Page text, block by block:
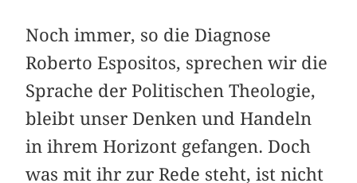
Noch immer, so die Diagnose
Roberto Espositos, sprechen wir die
Sprache der ­Politischen Theologie,
bleibt unser Denken und Handeln
in ihrem Horizont gefangen. Doch
was mit ihr zur Rede steht, ist nicht